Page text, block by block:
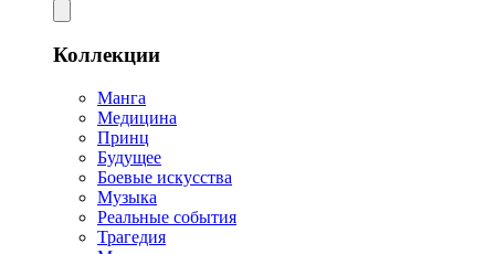
Коллекции
Манга
Медицина
Принц
Будущее
Боевые искусства
Музыка
Реальные события
Трагедия